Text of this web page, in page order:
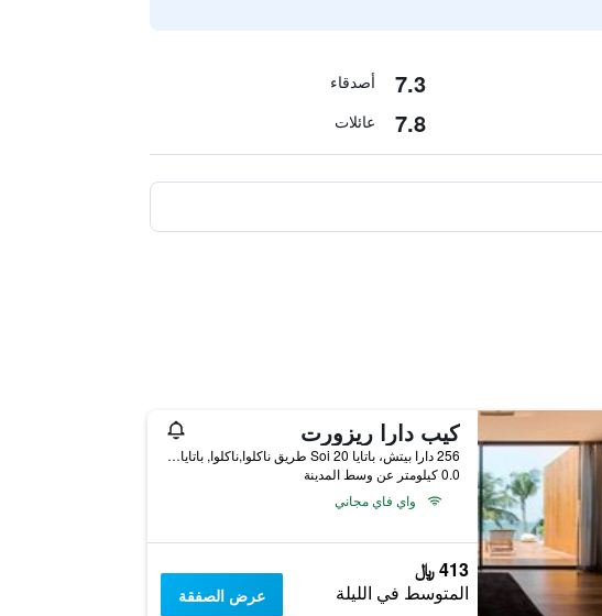
7.3 أصدقاء
7.8 عائلات
كيب دارا ريزورت
256 دارا بيتش، باتايا Soi 20 طريق ناكلوا,ناكلوا, باتايا, تايلاند
0.0 كيلومتر عن وسط المدينة
واي فاي مجاني
413 ﷼
المتوسط في الليلة عرض الصفقة